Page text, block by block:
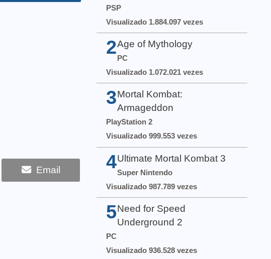
Email
PSP
Visualizado 1.884.097 vezes
2Age of Mythology
PC
Visualizado 1.072.021 vezes
3 Mortal Kombat:
Armageddon
PlayStation 2
Visualizado 999.553 vezes
4 Ultimate Mortal Kombat 3
Super Nintendo
Visualizado 987.789 vezes
5 Need for Speed
Underground 2
PC
Visualizado 936.528 vezes